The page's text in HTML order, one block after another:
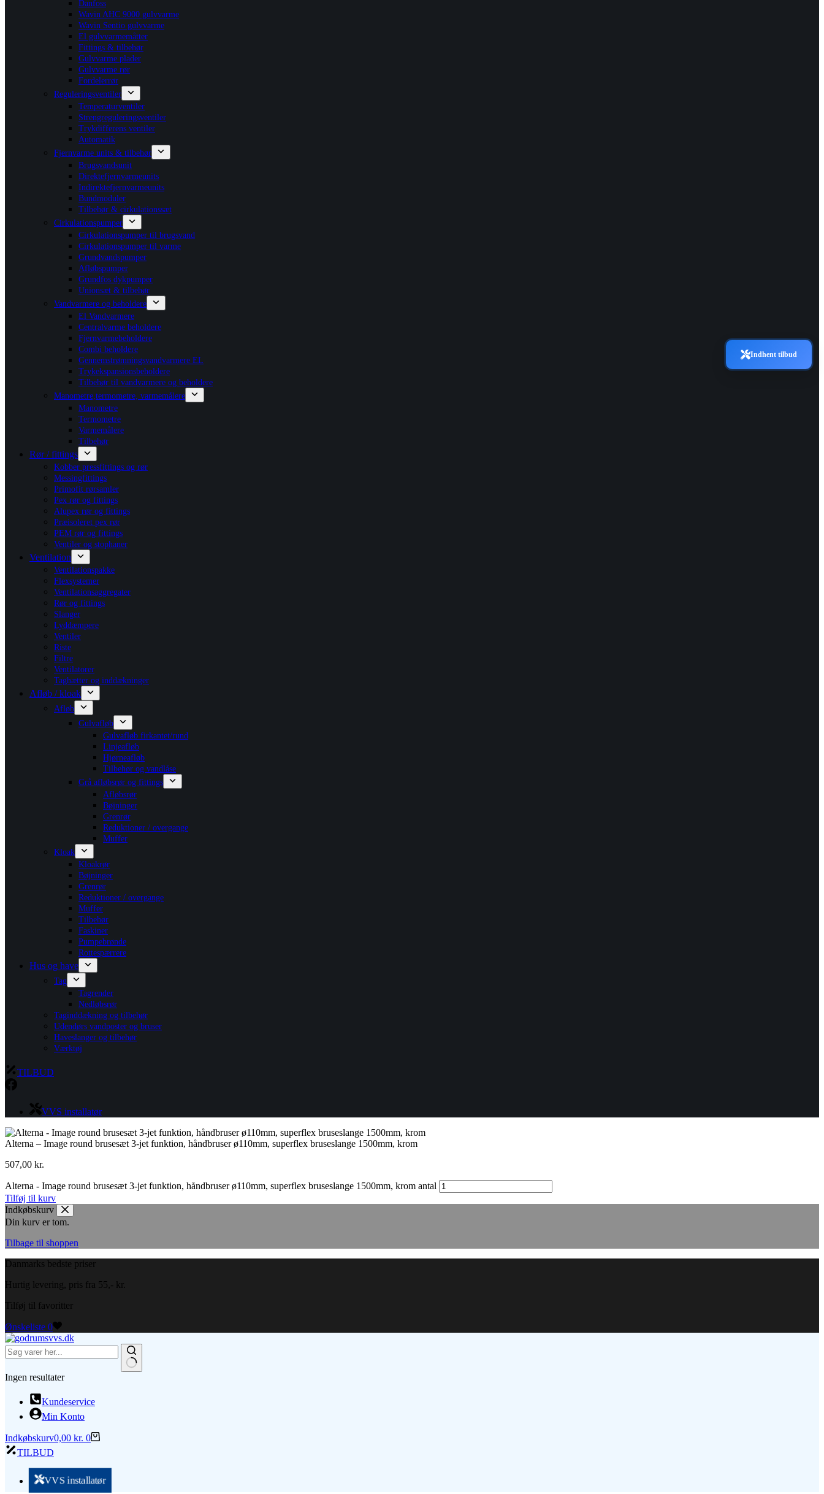
Danfoss
Wavin AHC 9000 gulvvarme
Wavin Sentio gulvvarme
El gulvvarmemåtter
Fittings & tilbehør
Gulvvarme plader
Gulvvarme rør
Fordelerrør
Reguleringsventiler
Temperaturventiler
Strengreguleringsventiler
Trykdifferens ventiler
Automatik
Fjernvarme units & tilbehør
Brugsvandsunit
Direktefjernvarmeunits
Indirektefjernvarmeunits
Bundmoduler
Tilbehør & cirkulationssæt
Cirkulationspumper
Cirkulationspumper til brugsvand
Cirkulationspumper til varme
Grundvandspumper
Afløbspumper
Grundfos dykpumper
Unionsæt & tilbehør
Vandvarmere og beholdere
El Vandvarmere
Centralvarme beholdere
Fjernvarmebeholdere
Combi beholdere
Gennemstrømningsvandvarmere EL
Trykekspansionsbeholdere
Tilbehør til vandvarmere og beholdere
Manometre,termometre, varmemålere
Manometre
Termometre
Varmemålere
Tilbehør
Rør / fittings
Kobber pressfittings og rør
Messingfittings
Primofit rørsamler
Pex rør og fittings
Alupex rør og fittings
Præisoleret pex rør
PEM rør og fittings
Ventiler og stophaner
Ventilation
Ventilationspakke
Flexsystemer
Ventilationsaggregater
Rør og fittings
Slanger
Lyddæmpere
Ventiler
Riste
Filtre
Ventilatorer
Taghætter og inddækninger
Afløb / kloak
Afløb
Gulvafløb
Gulvafløb firkantet/rund
Linjeafløb
Hjørneafløb
Tilbehør og vandlåse
Grå afløbsrør og fittings
Afløbsrør
Bøjninger
Grenrør
Reduktioner / overgange
Muffer
Kloak
Kloakrør
Bøjninger
Grenrør
Reduktioner / overgange
Muffer
Tilbehør
Faskiner
Pumpebrønde
Rottespærrere
Hus og have
Tag
Tagrender
Nedløbsrør
Taginddækning og tilbehør
Udendørs vandposter og bruser
Haveslanger og tilbehør
Værktøj
TILBUD
VVS installatør
Alterna – Image round brusesæt 3-jet funktion, håndbruser ø110mm, superflex bruseslange 1500mm, krom
507,00 kr.
Alterna - Image round brusesæt 3-jet funktion, håndbruser ø110mm, superflex bruseslange 1500mm, krom antal
Tilføj til kurv
Indkøbskurv
Din kurv er tom.
Tilbage til shoppen
Danmarks bedste priser
Hurtig levering, pris fra 55,- kr.
Tilføj til favoritter
Ønskeliste 0
Ingen resultater
Kundeservice
Min Konto
Indkøbskurv0,00 kr. 0
TILBUD
VVS installatør
Indhent tilbud